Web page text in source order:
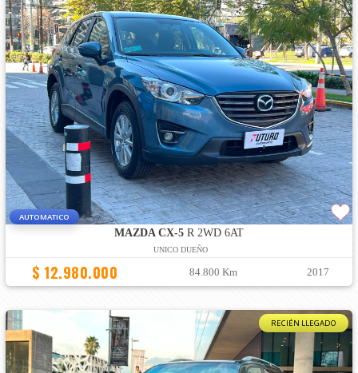
AUTOMATICO
MAZDA CX-5 R 2WD 6AT
UNICO DUEÑO
$ 12.980.000 84.800 Km 2017
RECIÉN LLEGADO